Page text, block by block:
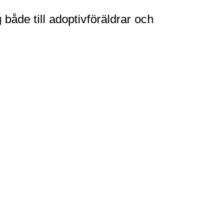
till adoptivföräldrar och